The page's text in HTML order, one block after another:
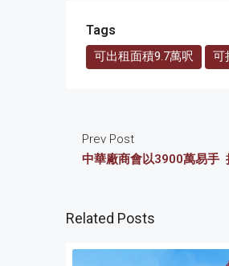
Tags
可出租面積9.7萬呎 可
Prev Post
中華廠商會以3900萬易手
Related Posts